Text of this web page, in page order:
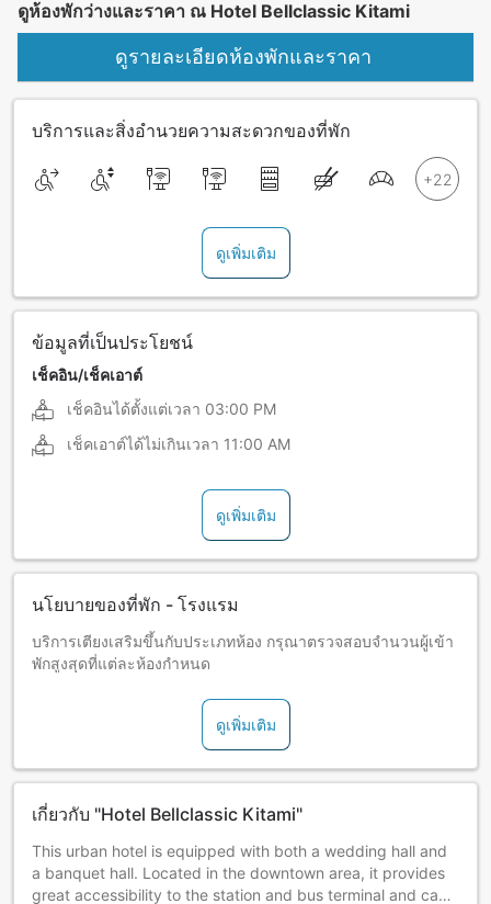
ดูห้องพักว่างและราคา ณ Hotel Bellclassic Kitami
ดูรายละเอียดห้องพักและราคา
บริการและสิ่งอำนวยความสะดวกของที่พัก
ดูเพิ่มเติม
ข้อมูลที่เป็นประโยชน์
เช็คอิน/เช็คเอาต์
เช็คอินได้ตั้งแต่เวลา 03:00 PM
เช็คเอาต์ได้ไม่เกินเวลา 11:00 AM
ดูเพิ่มเติม
นโยบายของที่พัก - โรงแรม
บริการเตียงเสริมขึ้นกับประเภทห้อง กรุณาตรวจสอบจำนวนผู้เข้า
พักสูงสุดที่แต่ละห้องกำหนด
ดูเพิ่มเติม
เกี่ยวกับ "Hotel Bellclassic Kitami"
This urban hotel is equipped with both a wedding hall and
a banquet hall. Located in the downtown area, it provides
great accessibility to the station and bus terminal and can